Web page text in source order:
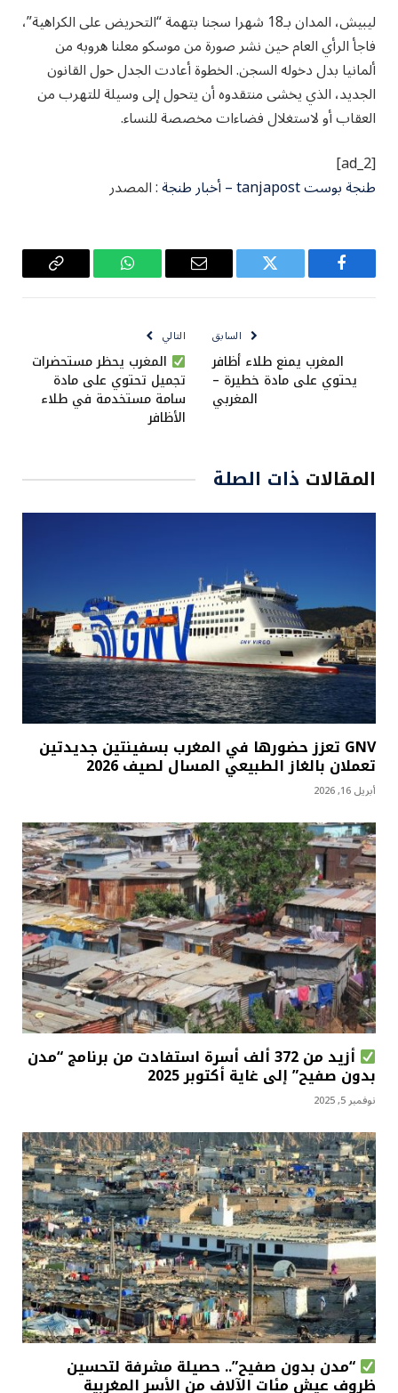
ليبيش، المدان بـ18 شهرا سجنا بتهمة “التحريض على الكراهية”،
فاجأ الرأي العام حين نشر صورة من موسكو معلنا هروبه من
ألمانيا بدل دخوله السجن. الخطوة أعادت الجدل حول القانون
الجديد، الذي يخشى منتقدوه أن يتحول إلى وسيلة للتهرب من
العقاب أو لاستغلال فضاءات مخصصة للنساء.
[ad_2]
طنجة بوست tanjapost – أخبار طنجة : المصدر
فيسبوك تويتر
البريد
واتساب
Copy
السابق
المغرب يمنع طلاء أظافر
يحتوي على مادة خطيرة –
المغربي
التالي
المغرب يحظر مستحضرات
تجميل تحتوي على مادة
سامة مستخدمة في طلاء
الأظافر
المقالات ذات الصلة
GNV تعزز حضورها في المغرب بسفينتين جديدتين
تعملان بالغاز الطبيعي المسال لصيف 2026
أبريل 16, 2026
أزيد من 372 ألف أسرة استفادت من برنامج “مدن
بدون صفيح” إلى غاية أكتوبر 2025
نوفمبر 5, 2025
“مدن بدون صفيح”.. حصيلة مشرفة لتحسين
ظروف عيش مئات الآلاف من الأسر المغربية